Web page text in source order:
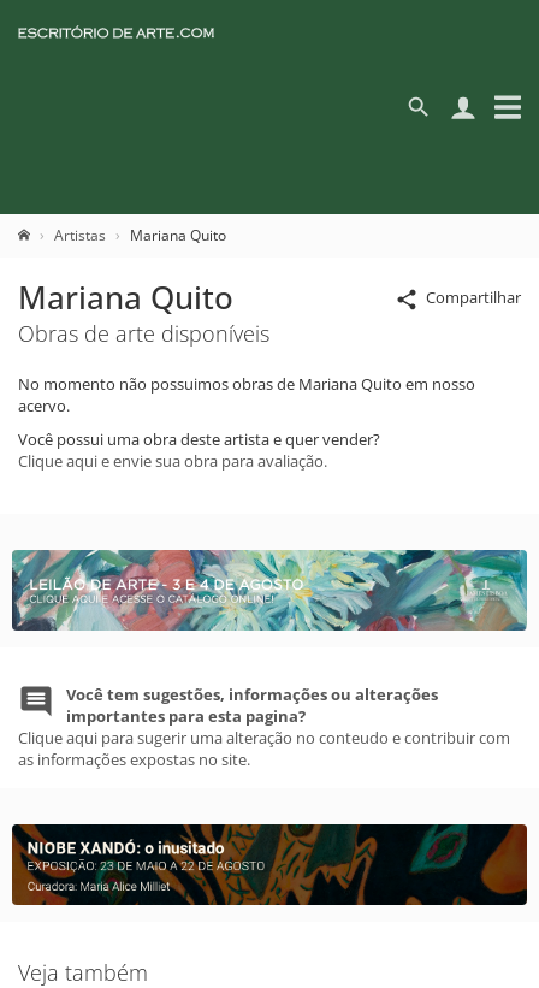
Artistas Mariana Quito
Compartilhar
Mariana Quito
Obras de arte disponíveis
No momento não possuimos obras de Mariana Quito em nosso
acervo.
Você possui uma obra deste artista e quer vender?
Clique aqui e envie sua obra para avaliação.
Você tem sugestões, informações ou alterações
importantes para esta pagina?
Clique aqui para sugerir uma alteração no conteudo e contribuir com
as informações expostas no site.
Veja também